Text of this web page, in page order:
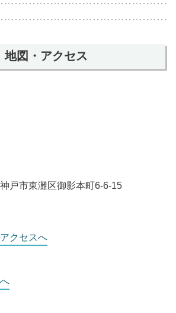
地図・アクセス
戸市東灘区御影本町6-6-15
クセスへ
へ